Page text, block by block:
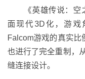
《英雄传说：空之
面现代3D化，游戏
Falcom游戏的真实比
也进行了完全重制，
缝连接设计。